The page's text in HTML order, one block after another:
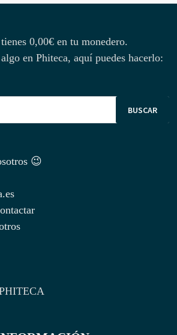
tienes0,00€ en tu monedero.
en Phiteca, aquí puedes hacerlo:
😉